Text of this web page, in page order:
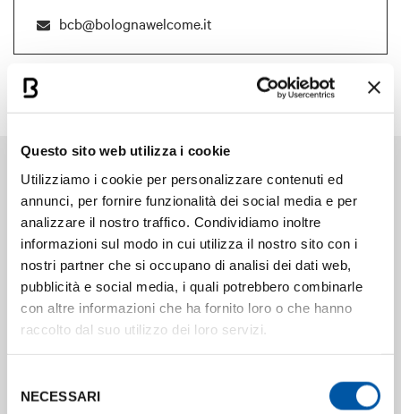
Questo sito web utilizza i cookie
Utilizziamo i cookie per personalizzare contenuti ed
annunci, per fornire funzionalità dei social media e per
analizzare il nostro traffico. Condividiamo inoltre
informazioni sul modo in cui utilizza il nostro sito con i
nostri partner che si occupano di analisi dei dati web,
pubblicità e social media, i quali potrebbero combinarle
con altre informazioni che ha fornito loro o che hanno
raccolto dal suo utilizzo dei loro servizi.
delNECESSARI
bcb@bolognawelcome.it
Il nostro team
Anna Bettelli
Bureau Manager
abettelli@bolognawelcome.it
+39 051 65 83 120
Gennaro Tozzi